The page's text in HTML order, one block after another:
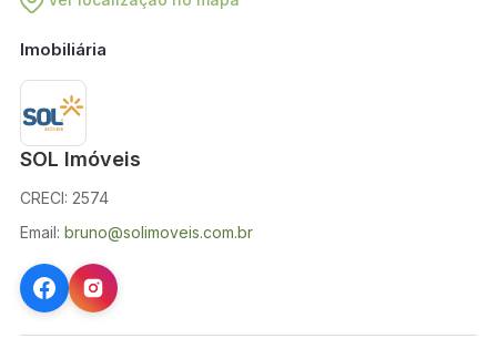
Imobiliária
SOL Imóveis
CRECI: 2574
Email: bruno@solimoveis.com.br